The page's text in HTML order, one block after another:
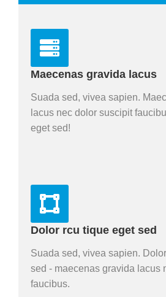
Maecenas gravida lacus
Suada sed, vivea sapien.
lacus nec dolor suscipit
eget sed!
Dolor rcu tique eget sed
Suada sed, vivea sapien.
sed - maecenas gravida lacus
faucibus.